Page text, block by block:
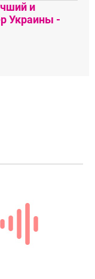
и
Украины -